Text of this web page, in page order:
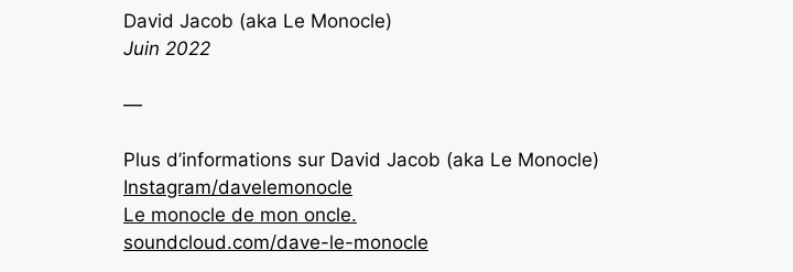
David Jacob (aka Le Monocle)
Juin 2022
—
Plus d’informations sur David Jacob (aka Le Monocle)
Instagram/davelemonocle
Le monocle de mon oncle.
soundcloud.com/dave-le-monocle